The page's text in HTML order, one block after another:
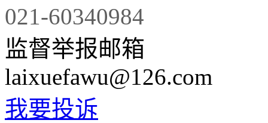
021-60340984
监督举报邮箱
laixuefawu@126.com
我要投诉